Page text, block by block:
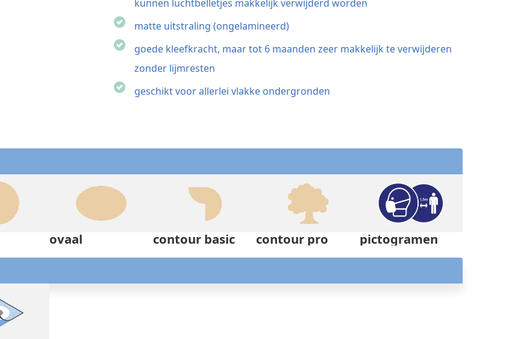
kunnen luchtbelletjes makkelijk verwijderd worden
matte uitstraling (ongelamineerd)
goede kleefkracht, maar tot 6 maanden zeer makkelijk te verwijderen
zonder lijmresten
geschikt voor allerlei vlakke ondergronden
ovaal contour basic contour pro pictogramen